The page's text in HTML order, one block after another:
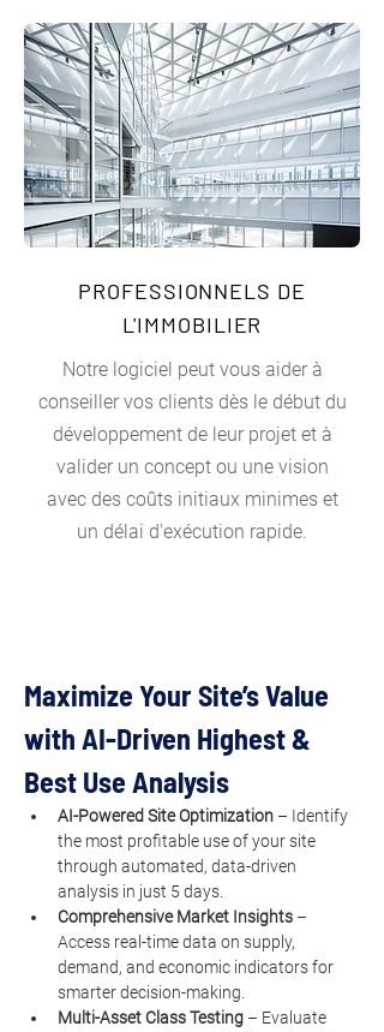
PROFESSIONNELS DE
L'IMMOBILIER
Notre logiciel peut vous aider à
conseiller vos clients dès le début du
développement de leur projet et à
valider un concept ou une vision
avec des coûts initiaux minimes et
un délai d'exécution rapide.
Maximize Your Site’s Value
with AI-Driven Highest &
Best Use Analysis
AI-Powered Site Optimization – Identify
the most profitable use of your site
through automated, data-driven
analysis in just 5 days.
Comprehensive Market Insights –
Access real-time data on supply,
demand, and economic indicators for
smarter decision-making.
Multi-Asset Class Testing – Evaluate